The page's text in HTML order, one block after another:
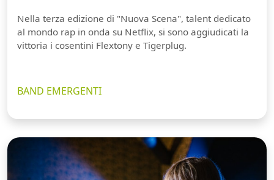
Nella terza edizione di "Nuova Scena", talent dedicato
al mondo rap in onda su Netflix, si sono aggiudicati la
vittoria i cosentini Flextony e Tigerplug.
BAND EMERGENTI